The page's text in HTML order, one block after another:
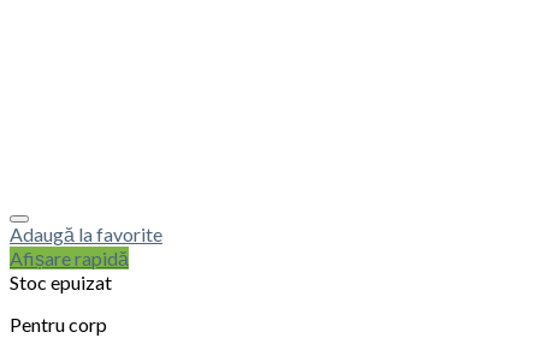
Adaugă la favorite
Afișare rapidă
Stoc epuizat
Pentru corp